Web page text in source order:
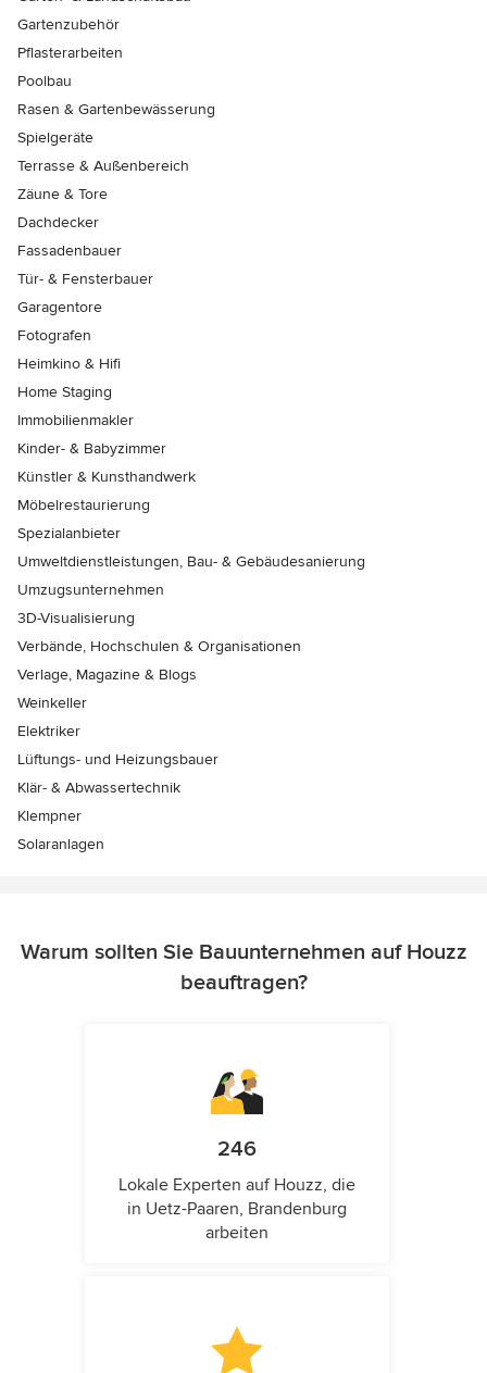
Gartenzubehör
Pflasterarbeiten
Poolbau
Rasen & Gartenbewässerung
Spielgeräte
Terrasse & Außenbereich
Zäune & Tore
Dachdecker
Fassadenbauer
Tür- & Fensterbauer
Garagentore
Fotografen
Heimkino & Hifi
Home Staging
Immobilienmakler
Kinder- & Babyzimmer
Künstler & Kunsthandwerk
Möbelrestaurierung
Spezialanbieter
Umweltdienstleistungen, Bau- & Gebäudesanierung
Umzugsunternehmen
3D-Visualisierung
Verbände, Hochschulen & Organisationen
Verlage, Magazine & Blogs
Weinkeller
Elektriker
Lüftungs- und Heizungsbauer
Klär- & Abwassertechnik
Klempner
Solaranlagen
Warum sollten Sie Bauunternehmen auf Houzz
beauftragen?
246
Lokale Experten auf Houzz, die
in Uetz-Paaren, Brandenburg
arbeiten